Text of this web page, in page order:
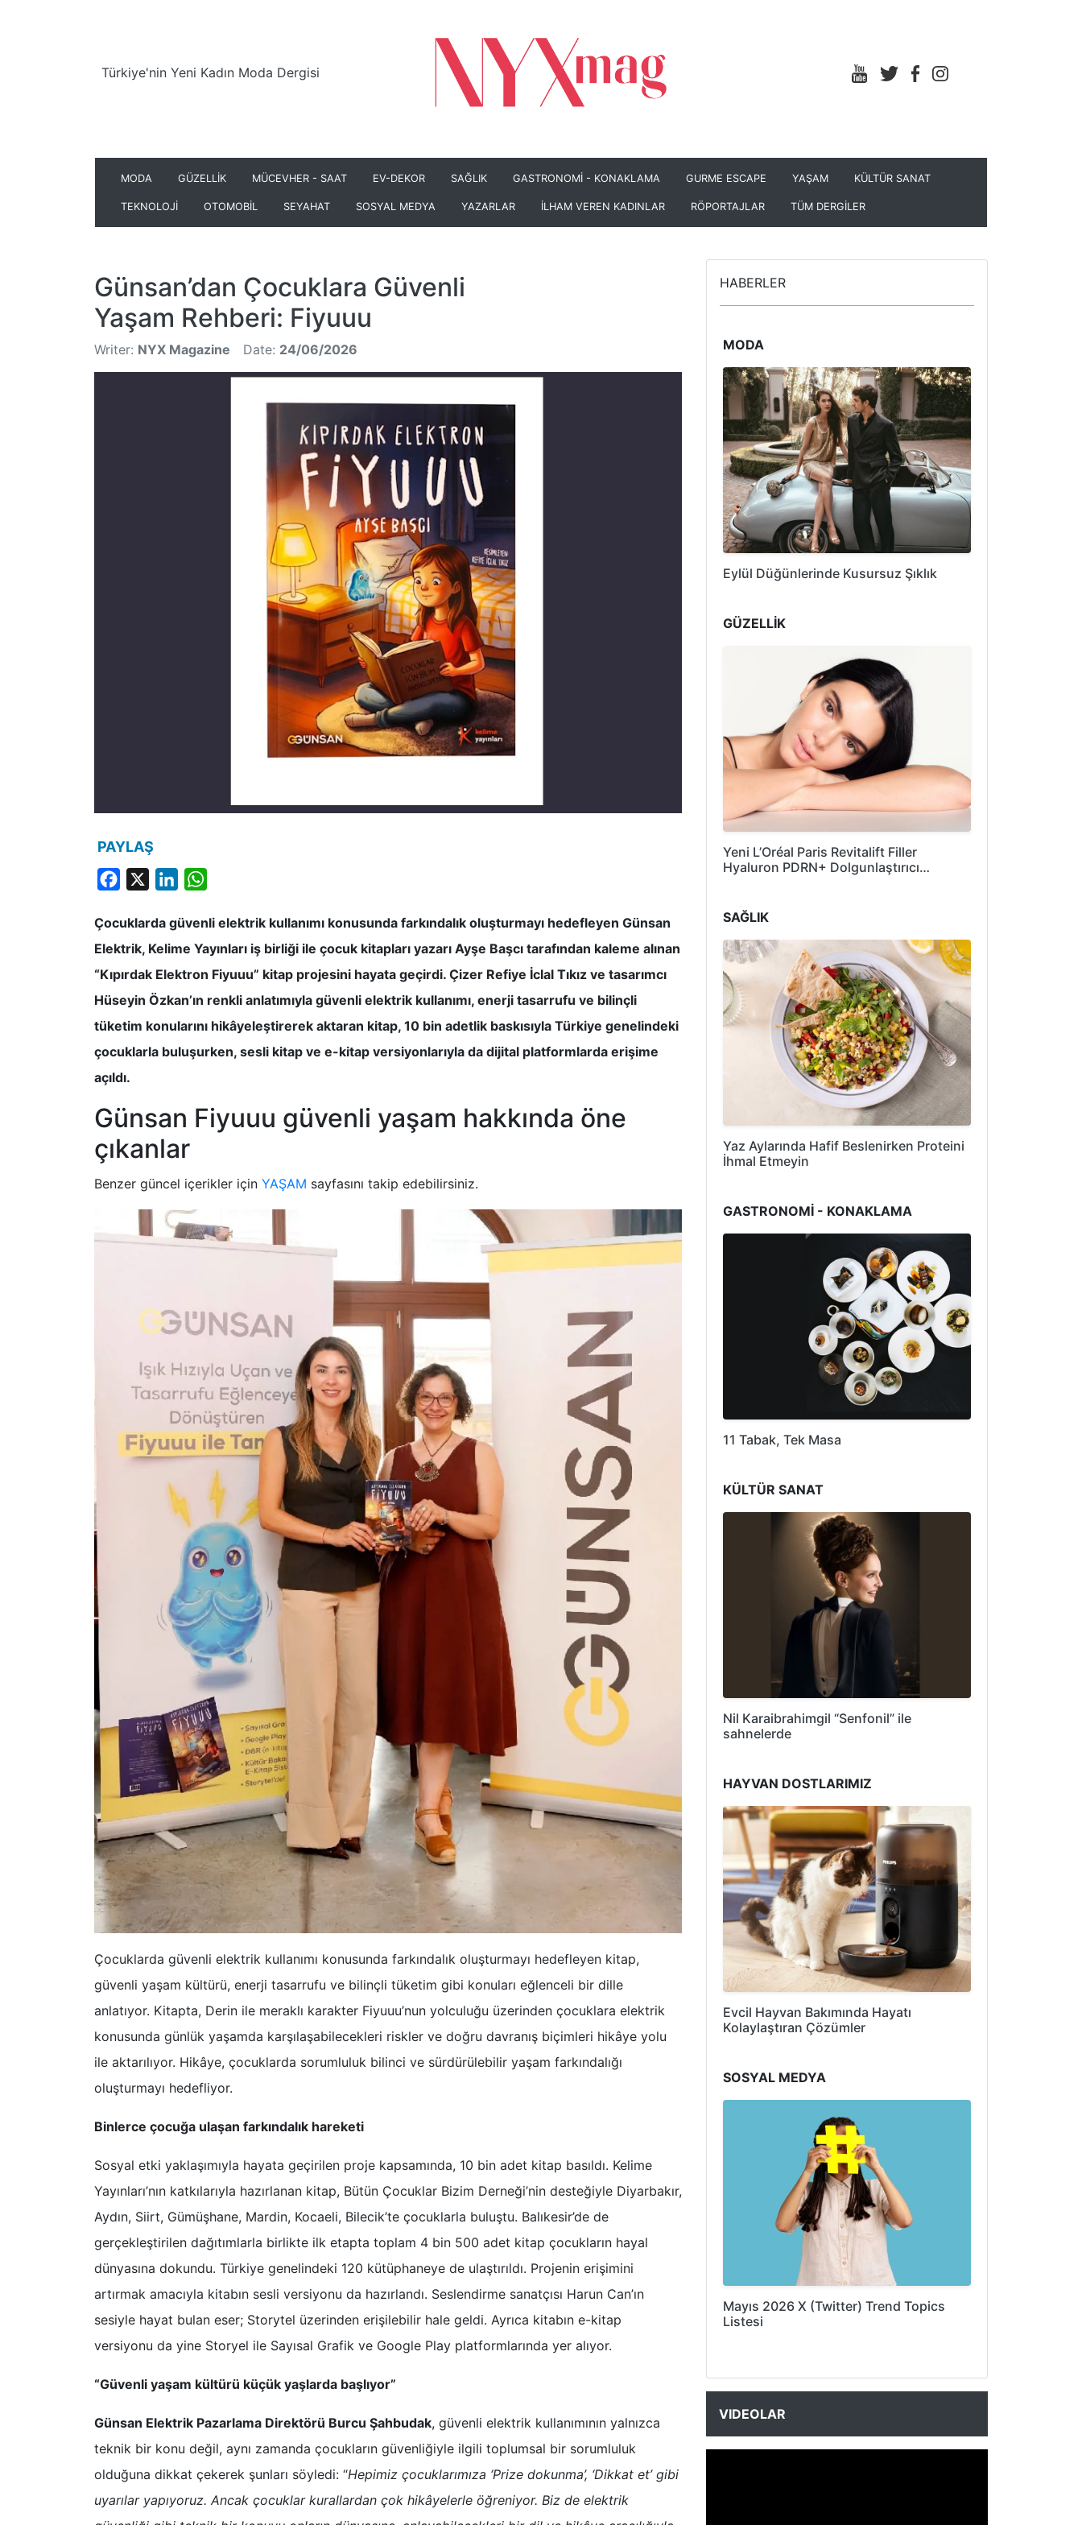
Türkiye'nin Yeni Kadın Moda Dergisi
MODA GÜZELLİK MÜCEVHER - SAAT EV-DEKOR SAĞLIK GASTRONOMİ - KONAKLAMA GURME ESCAPE YAŞAM KÜLTÜR SANAT
TEKNOLOJİ OTOMOBİL SEYAHAT SOSYAL MEDYA YAZARLAR İLHAM VEREN KADINLAR RÖPORTAJLAR TÜM DERGİLER
Günsan’dan Çocuklara Güvenli
Yaşam Rehberi: Fiyuuu
Writer: NYX Magazine Date: 24/06/2026
PAYLAŞ
Facebook LinkedIn
Çocuklarda güvenli elektrik kullanımı konusunda farkındalık oluşturmayı hedefleyen Günsan
Elektrik, Kelime Yayınları iş birliği ile çocuk kitapları yazarı Ayşe Başcı tarafından kaleme alınan
“Kıpırdak Elektron Fiyuuu” kitap projesini hayata geçirdi. Çizer Refiye İclal Tıkız ve tasarımcı
Hüseyin Özkan’ın renkli anlatımıyla güvenli elektrik kullanımı, enerji tasarrufu ve bilinçli
tüketim konularını hikâyeleştirerek aktaran kitap, 10 bin adetlik baskısıyla Türkiye genelindeki
çocuklarla buluşurken, sesli kitap ve e-kitap versiyonlarıyla da dijital platformlarda erişime
açıldı.
Günsan Fiyuuu güvenli yaşam hakkında öne
çıkanlar
Benzer güncel içerikler için YAŞAM sayfasını takip edebilirsiniz.
Çocuklarda güvenli elektrik kullanımı konusunda farkındalık oluşturmayı hedefleyen kitap,
güvenli yaşam kültürü, enerji tasarrufu ve bilinçli tüketim gibi konuları eğlenceli bir dille
anlatıyor. Kitapta, Derin ile meraklı karakter Fiyuuu’nun yolculuğu üzerinden çocuklara elektrik
konusunda günlük yaşamda karşılaşabilecekleri riskler ve doğru davranış biçimleri hikâye yolu
ile aktarılıyor. Hikâye, çocuklarda sorumluluk bilinci ve sürdürülebilir yaşam farkındalığı
oluşturmayı hedefliyor.
Binlerce çocuğa ulaşan farkındalık hareketi
Sosyal etki yaklaşımıyla hayata geçirilen proje kapsamında, 10 bin adet kitap basıldı. Kelime
Yayınları’nın katkılarıyla hazırlanan kitap, Bütün Çocuklar Bizim Derneği’nin desteğiyle Diyarbakır,
Aydın, Siirt, Gümüşhane, Mardin, Kocaeli, Bilecik’te çocuklarla buluştu. Balıkesir’de de
gerçekleştirilen dağıtımlarla birlikte ilk etapta toplam 4 bin 500 adet kitap çocukların hayal
dünyasına dokundu. Türkiye genelindeki 120 kütüphaneye de ulaştırıldı. Projenin erişimini
artırmak amacıyla kitabın sesli versiyonu da hazırlandı. Seslendirme sanatçısı Harun Can’ın
sesiyle hayat bulan eser; Storytel üzerinden erişilebilir hale geldi. Ayrıca kitabın e-kitap
versiyonu da yine Storyel ile Sayısal Grafik ve Google Play platformlarında yer alıyor.
“Güvenli yaşam kültürü küçük yaşlarda başlıyor”
Günsan Elektrik Pazarlama Direktörü Burcu Şahbudak, güvenli elektrik kullanımının yalnızca
teknik bir konu değil, aynı zamanda çocukların güvenliğiyle ilgili toplumsal bir sorumluluk
olduğuna dikkat çekerek şunları söyledi: “Hepimiz çocuklarımıza ‘Prize dokunma’, ‘Dikkat et’ gibi
uyarılar yapıyoruz. Ancak çocuklar kurallardan çok hikâyelerle öğreniyor. Biz de elektrik
HABERLER
MODA
Eylül Düğünlerinde Kusursuz Şıklık
GÜZELLİK
Yeni L’Oréal Paris Revitalift Filler
Hyaluron PDRN+ Dolgunlaştırıcı…
SAĞLIK
Yaz Aylarında Hafif Beslenirken Proteini
İhmal Etmeyin
GASTRONOMİ - KONAKLAMA
11 Tabak, Tek Masa
KÜLTÜR SANAT
Nil Karaibrahimgil “Senfonil” ile
sahnelerde
HAYVAN DOSTLARIMIZ
Evcil Hayvan Bakımında Hayatı
Kolaylaştıran Çözümler
SOSYAL MEDYA
Mayıs 2026 X (Twitter) Trend Topics
Listesi
VIDEOLAR